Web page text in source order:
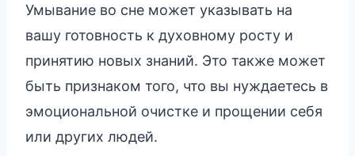
Умывание во сне может указывать на
вашу готовность к духовному росту и
принятию новых знаний. Это также может
быть признаком того, что вы нуждаетесь в
эмоциональной очистке и прощении себя
или других людей.